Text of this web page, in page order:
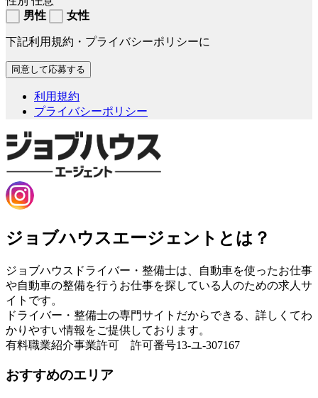
男性
女性
下記利用規約・プライバシーポリシーに
利用規約
プライバシーポリシー
ジョブハウスエージェントとは？
ジョブハウスドライバー・整備士は、自動車を使ったお仕事
や自動車の整備を行うお仕事を探している人のための求人サ
イトです。
ドライバー・整備士の専門サイトだからできる、詳しくてわ
かりやすい情報をご提供しております。
有料職業紹介事業許可 許可番号13-ユ-307167
おすすめのエリア